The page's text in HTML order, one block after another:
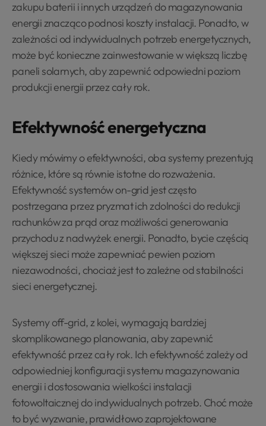
zakupu baterii i innych urządzeń do magazynowania
energii znacząco podnosi koszty instalacji. Ponadto, w
zależności od indywidualnych potrzeb energetycznych,
może być konieczne zainwestowanie w większą liczbę
paneli solarnych, aby zapewnić odpowiedni poziom
produkcji energii przez cały rok.
Efektywność energetyczna
Kiedy mówimy o efektywności, oba systemy prezentują
różnice, które są równie istotne do rozważenia.
Efektywność systemów on-grid jest często
postrzegana przez pryzmat ich zdolności do redukcji
rachunków za prąd oraz możliwości generowania
przychodu z nadwyżek energii. Ponadto, bycie częścią
większej sieci może zapewniać pewien poziom
niezawodności, chociaż jest to zależne od stabilności
sieci energetycznej.
Systemy off-grid, z kolei, wymagają bardziej
skomplikowanego planowania, aby zapewnić
efektywność przez cały rok. Ich efektywność zależy od
odpowiedniej konfiguracji systemu magazynowania
energii i dostosowania wielkości instalacji
fotowoltaicznej do indywidualnych potrzeb. Choć może
to być wyzwanie, prawidłowo zaprojektowane